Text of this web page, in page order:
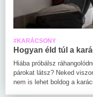
#KARÁCSONY
Hogyan éld túl a
Hiába próbálsz
párokat látsz? Neked
nem is lehet boldog a